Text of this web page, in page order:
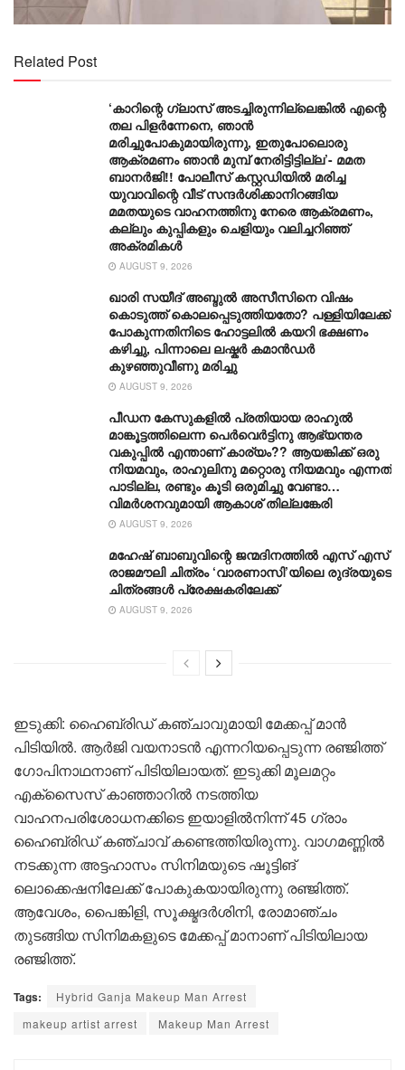
Related Post
‘കാറിന്റെ ഗ്ലാസ് അടച്ചിരുന്നില്ലെങ്കിൽ എന്റെ
തല പിളർന്നേനെ, ഞാൻ
മരിച്ചുപോകുമായിരുന്നു, ഇതുപോലൊരു
ആക്രമണം ഞാൻ മുമ്പ് നേരിട്ടിട്ടില്ല’- മമത
ബാനർജി!! പോലീസ് കസ്റ്റഡിയിൽ മരിച്ച
യുവാവിന്റെ വീട് സന്ദർശിക്കാനിറങ്ങിയ
മമതയുടെ വാഹനത്തിനു നേരെ ആക്രമണം,
കല്ലും കുപ്പികളും ചെളിയും വലിച്ചറിഞ്ഞ്
അക്രമികൾ
AUGUST 9, 2026
ഖാരി സയീദ് അബ്ദുൽ അസീസിനെ വിഷം
കൊടുത്ത് കൊലപ്പെടുത്തിയതോ? പള്ളിയിലേക്ക്
പോകുന്നതിനിടെ ഹോട്ടലിൽ കയറി ഭക്ഷണം
കഴിച്ചു, പിന്നാലെ ലഷ്കർ കമാൻഡർ
കുഴഞ്ഞുവീണു മരിച്ചു
AUGUST 9, 2026
പീഡന കേസുകളിൽ പ്രതിയായ രാഹുൽ
മാങ്കൂട്ടത്തിലെന്ന പെർവെർട്ടിനു ആഭ്യന്തര
വകുപ്പിൽ എന്താണ് കാര്യം?? ആയങ്കിക്ക് ഒരു
നിയമവും, രാഹുലിനു മറ്റൊരു നിയമവും എന്നത്
പാടില്ല, രണ്ടും കൂടി ഒരുമിച്ചു വേണ്ടാ…
വിമര്‍ശനവുമായി ആകാശ് തില്ലങ്കേരി
AUGUST 9, 2026
മഹേഷ് ബാബുവിന്റെ ജന്മദിനത്തിൽ എസ് എസ്
രാജമൗലി ചിത്രം ‘വാരണാസി’യിലെ രുദ്രയുടെ
ചിത്രങ്ങൾ പ്രേക്ഷകരിലേക്ക്
AUGUST 9, 2026
ഇടുക്കി: ഹൈബ്രിഡ് കഞ്ചാവുമായി മേക്കപ്പ് മാൻ
പിടിയിൽ. ആര്‍ജി വയനാടൻ എന്നറിയപ്പെടുന്ന രഞ്ജിത്ത്
ഗോപിനാഥനാണ് പിടിയിലായത്. ഇടുക്കി മൂലമറ്റം
എക്സൈസ് കാഞ്ഞാറിൽ നടത്തിയ
വാഹനപരിശോധനക്കിടെ ഇയാളിൽനിന്ന് 45 ഗ്രാം
ഹൈബ്രിഡ് കഞ്ചാവ് കണ്ടെത്തിയിരുന്നു. വാഗമണ്ണിൽ
നടക്കുന്ന അട്ടഹാസം സിനിമയുടെ ഷൂട്ടിങ്
ലൊക്കെഷനിലേക്ക് പോകുകയായിരുന്നു രഞ്ജിത്ത്.
ആവേശം, പൈങ്കിളി, സൂക്ഷ്മദർശിനി, രോമാഞ്ചം
തുടങ്ങിയ സിനിമകളുടെ മേക്കപ്പ് മാനാണ് പിടിയിലായ
രഞ്ജിത്ത്.
Tags:
Hybrid Ganja Makeup Man Arrest
makeup artist arrest
Makeup Man Arrest